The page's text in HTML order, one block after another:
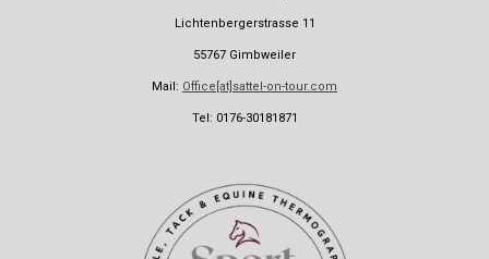
Lichtenbergerstrasse 11
55767 Gimbweiler
Mail: Office[at]sattel-on-tour.com
Tel: 0176-30181871